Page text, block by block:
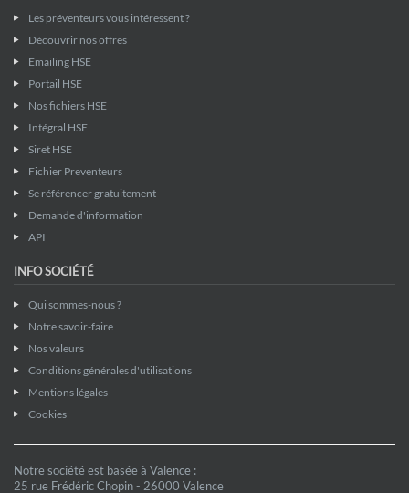
Les préventeurs vous intéressent ?
Découvrir nos offres
Emailing HSE
Portail HSE
Nos fichiers HSE
Intégral HSE
Siret HSE
Fichier Preventeurs
Se référencer gratuitement
Demande d'information
API
INFO SOCIÉTÉ
Qui sommes-nous ?
Notre savoir-faire
Nos valeurs
Conditions générales d'utilisations
Mentions légales
Cookies
Notre société est basée à Valence :
25 rue Frédéric Chopin - 26000 Valence